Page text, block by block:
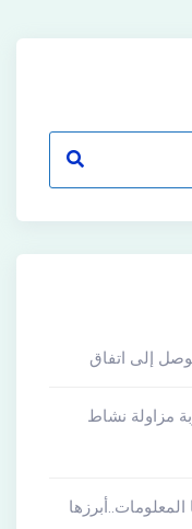
إلى اتفاق
مزاولة نشاط
المعلومات..أبرزها